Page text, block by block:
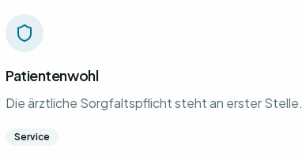
Patientenwohl
Die ärztliche Sorgfaltspflicht steht an erster Stelle.
Service